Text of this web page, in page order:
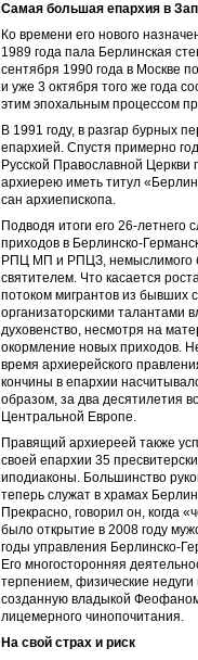
Самая большая епархия в
Ко времени его нового
1989 года пала Берлинская
сентября 1990 года в Москве
и уже 3 октября того же года
этим эпохальным процессом
В 1991 году, в разгар бурных
епархией. Спустя примерно
Русской Православной
архиерею иметь титул
сан архиепископа.
Подводя итоги его 26-летнего
приходов в Берлинско-
РПЦ МП и РПЦЗ, немыслимого
святителем. Что касается
потоком мигрантов из бывших
организаторскими талантами
духовенство, несмотря на
окормление новых приходов.
время архиерейского
кончины в епархии
образом, за два десятилетия
Центральной Европе.
Правящий архиереей также
своей епархии 35
иподиаконы. Большинство
теперь служат в храмах
Прекрасно, говорил он, когда
было открытие в 2008 году
годы управления Берлинско-
Его многосторонняя
терпением, физические
созданную владыкой
лицемерного чинопочитания.
На свой страх и риск